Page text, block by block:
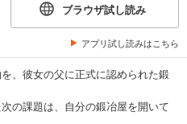
ブラウザ試し読み
アプリ試し読みはこちら
、彼女の父に正式に認められた鍛
の課題は、自分の鍛冶屋を開いて